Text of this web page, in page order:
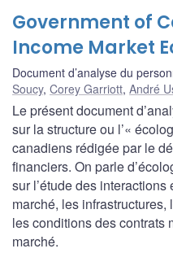
Government of
Income Market
Document d’analyse du
Soucy, Corey Garriott, André
Le présent document
sur la structure ou l’«
canadiens rédigée par le
financiers. On parle
sur l’étude des
marché, les
les conditions des contrats
marché.